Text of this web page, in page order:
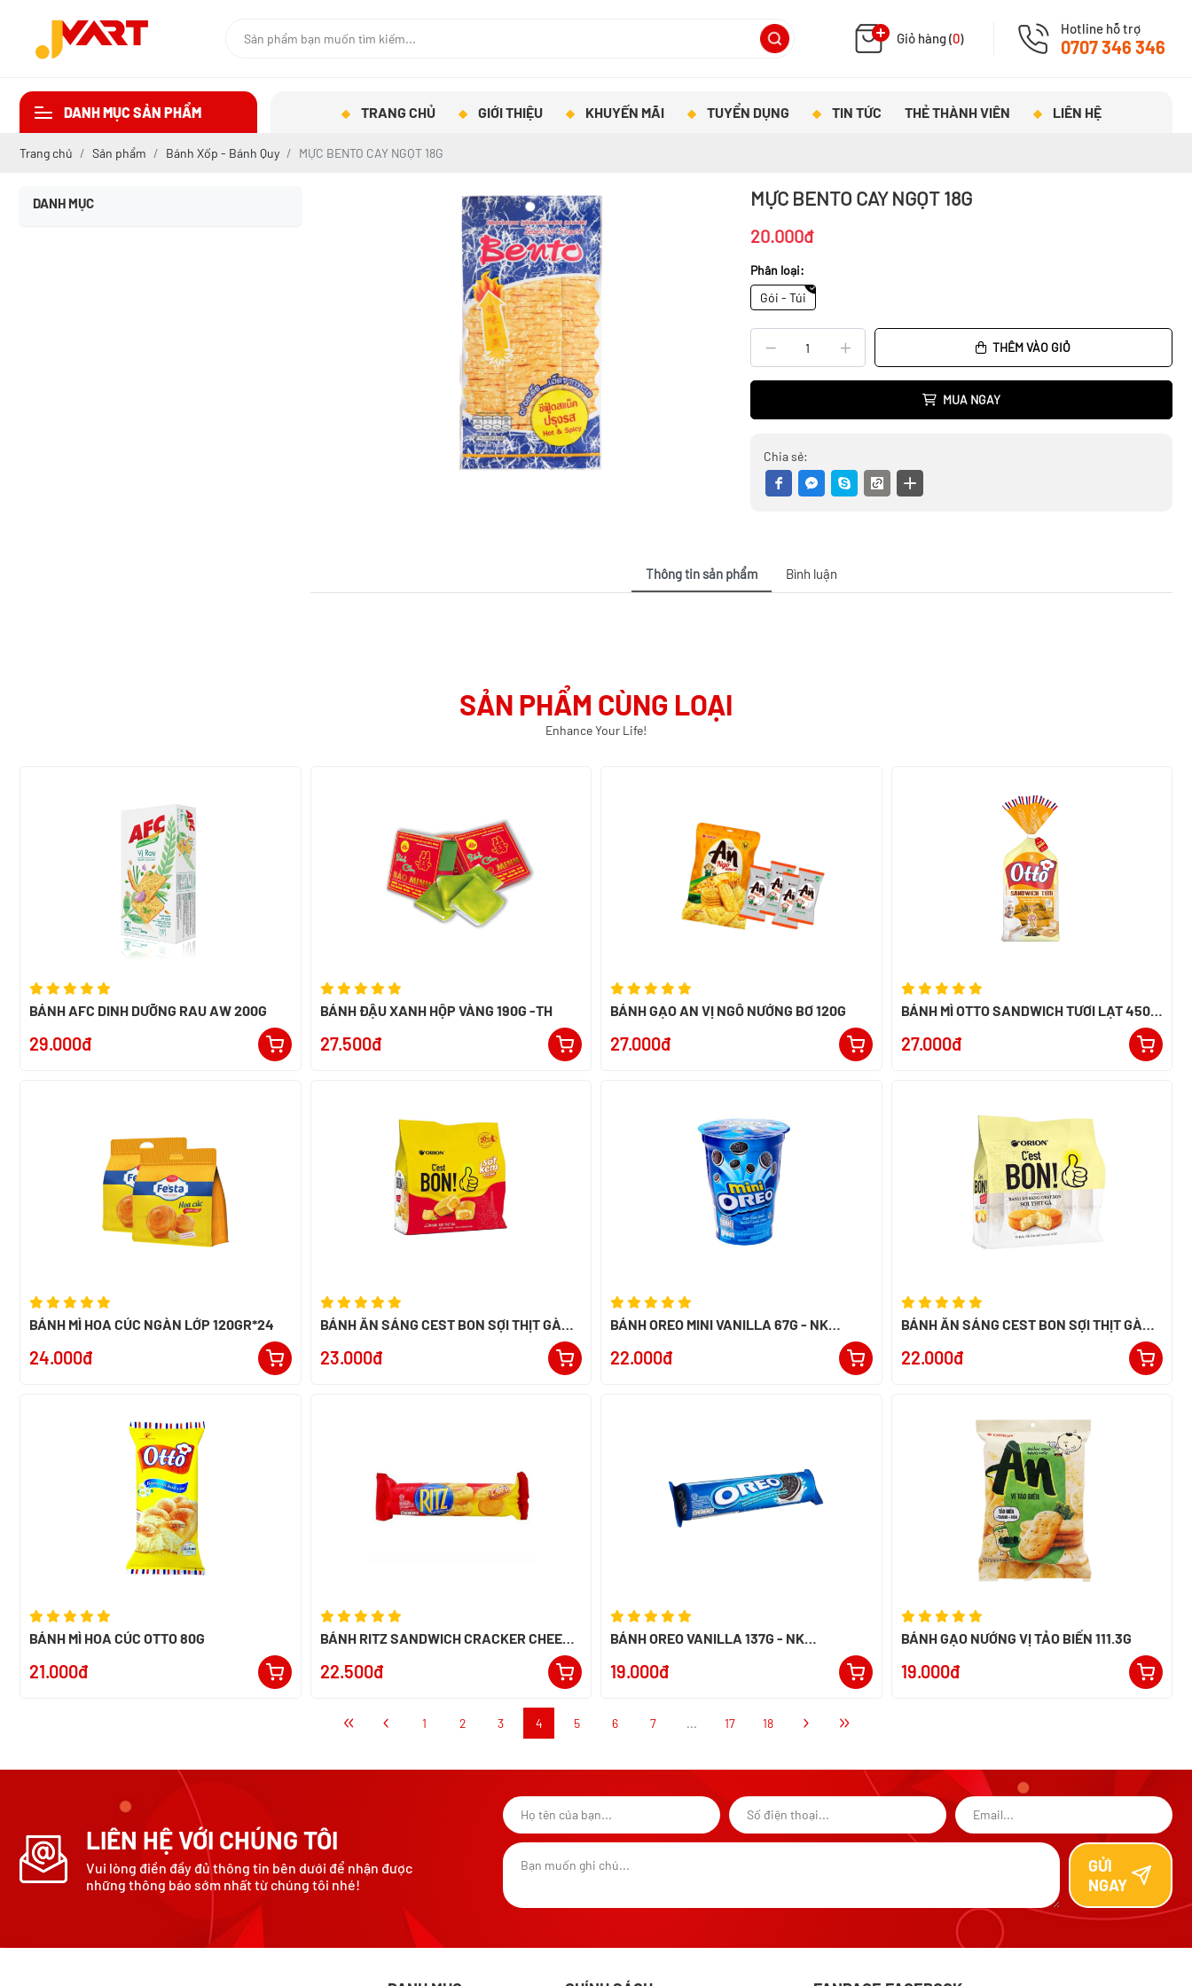
Giỏ hàng (0)
Hotline hỗ trợ
0707 346 346
DANH MỤC SẢN PHẨM TRANG CHỦ GIỚI THIỆU KHUYẾN MÃI TUYỂN DỤNG TIN TỨC THẺ THÀNH VIÊN LIÊN HỆ
Trang chủ Sản phẩm Bánh Xốp - Bánh Quy MỰC BENTO CAY NGỌT 18G
DANH MỤC MỰC BENTO CAY NGỌT 18G
20.000đ
Phân loại:
Gói - Túi
THÊM VÀO GIỎ
MUA NGAY
Chia sẻ:
Thông tin sản phẩm Bình luận
SẢN PHẨM CÙNG LOẠI
Enhance Your Life!
BÁNH AFC DINH DƯỠNG RAU AW 200G
29.000đ
BÁNH ĐẬU XANH HỘP VÀNG 190G -TH
27.500đ
BÁNH GẠO AN VỊ NGÔ NƯỚNG BƠ 120G
27.000đ
BÁNH MÌ OTTO SANDWICH TƯƠI LẠT 450 -
27.000đ
BÁNH MÌ HOA CÚC NGÀN LỚP 120GR*24
24.000đ
BÁNH ĂN SÁNG CEST BON SỢI THỊT GÀ
23.000đ
BÁNH OREO MINI VANILLA 67G - NK
22.000đ
BÁNH ĂN SÁNG C`EST BON SỢI THỊT GÀ
22.000đ
BÁNH MÌ HOA CÚC OTTO 80G
21.000đ
BÁNH RITZ SANDWICH CRACKER CHEESE
22.500đ
BÁNH OREO VANILLA 137G - NK
19.000đ
BÁNH GẠO NƯỚNG VỊ TẢO BIỂN 111.3G
19.000đ
1 2 3 4 5 6 7 ... 17 18
LIÊN HỆ VỚI CHÚNG TÔI
Vui lòng điền đầy đủ thông tin bên dưới để nhận được
những thông báo sớm nhất từ chúng tôi nhé!
GỬI
NGAY